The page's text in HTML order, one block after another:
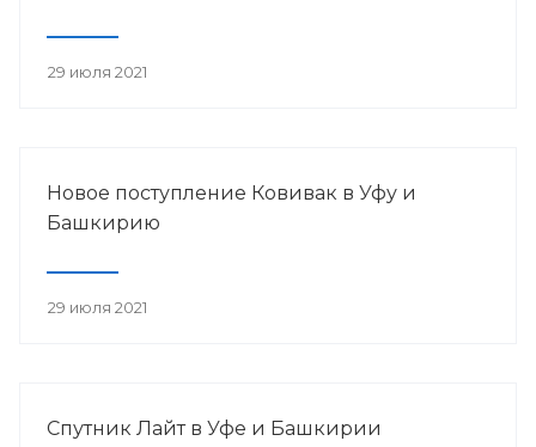
29 июля 2021
Новое поступление Ковивак в Уфу и
Башкирию
29 июля 2021
Спутник Лайт в Уфе и Башкирии